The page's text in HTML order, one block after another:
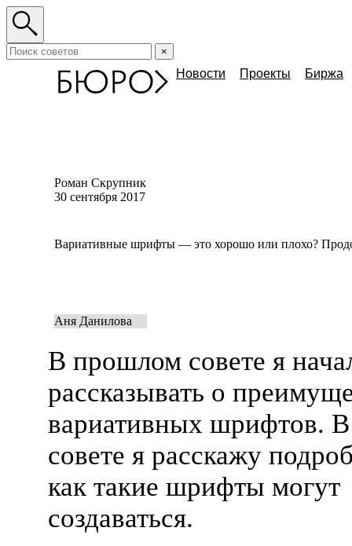
×
Новости Проекты Биржа
Роман Скрупник
30 сентября 2017
Вариативные шрифты — это хорошо или плохо?
Аня Данилова
В прошлом совете я
рассказывать о
вариативных шрифтов.
совете я расскажу
как такие шрифты могут
создаваться.